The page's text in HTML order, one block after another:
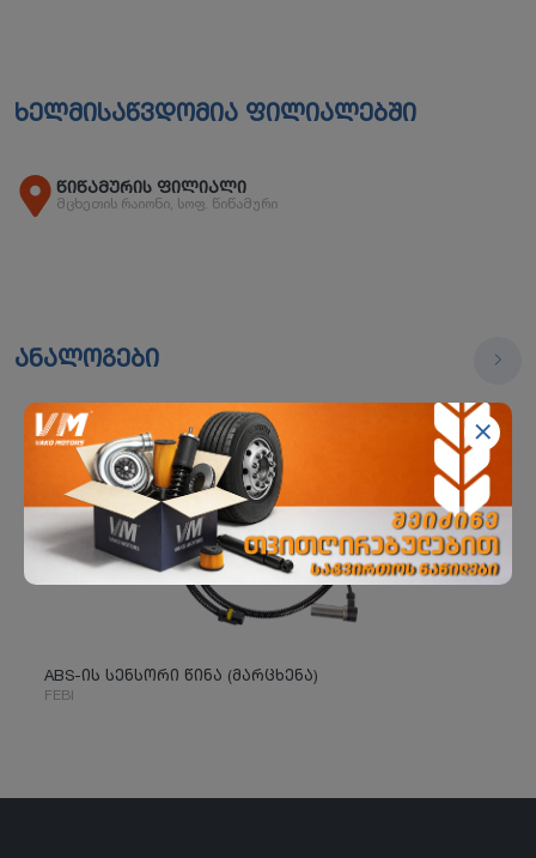
ხელმისაწვდომია ფილიალებში
წიწამურის ფილიალი
მცხეთის რაიონი, სოფ. წიწამური
ანალოგები
ABS-ის სენსორი წინა (მარცხენა)
FEBI